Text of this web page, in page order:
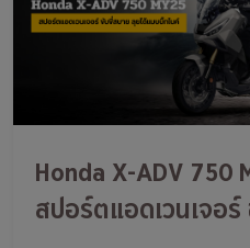
Honda X-ADV 750
สปอร์ตแอดเวนเจอร์